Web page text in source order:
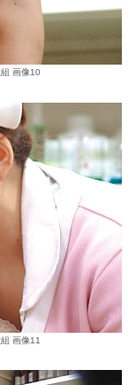
画像10
画像11